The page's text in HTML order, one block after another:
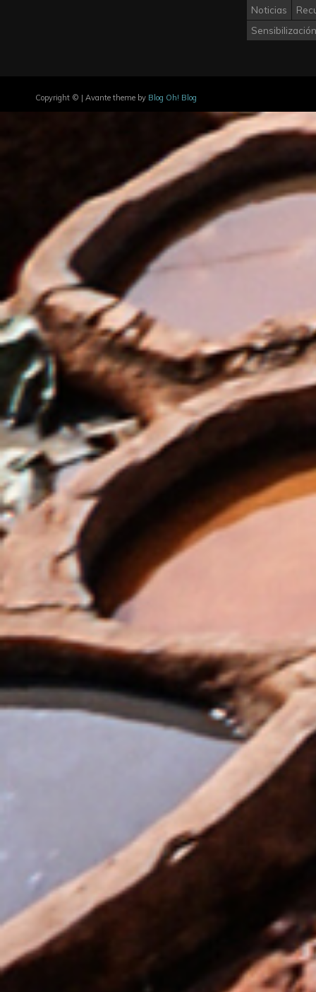
Noticias
Sensibilización
Copyright © | Avante theme by Blog Oh! Blog